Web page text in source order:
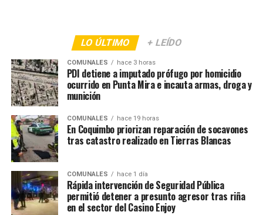
LO ÚLTIMO + LEÍDO
COMUNALES hace 3 horas
PDI detiene a imputado prófugo por homicidio
ocurrido en Punta Mira e incauta armas, droga y
munición
COMUNALES hace 19 horas
En Coquimbo priorizan reparación de socavones
tras catastro realizado en Tierras Blancas
COMUNALES hace 1 día
Rápida intervención de Seguridad Pública
permitió detener a presunto agresor tras riña
en el sector del Casino Enjoy